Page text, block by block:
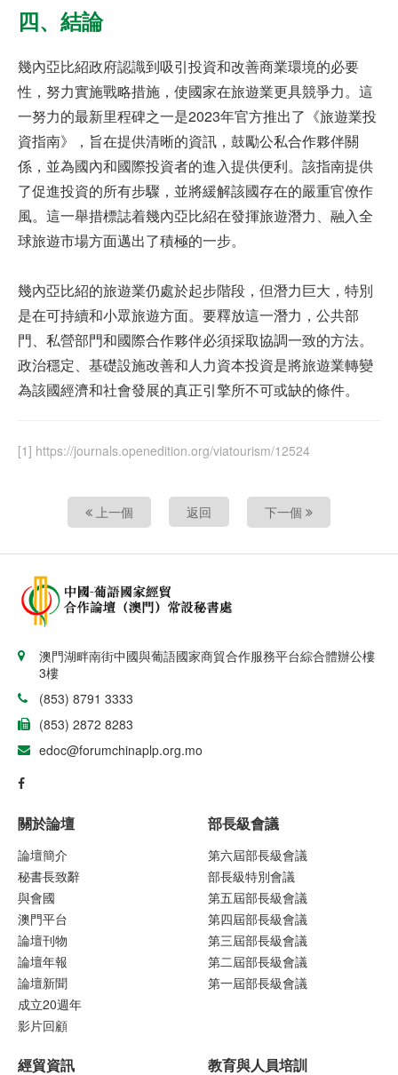
四、 結論
幾內亞比紹政府認識到吸引投資和改善商業環境的必要
性，努力實施戰略措施，使國家在旅遊業更具競爭力。這
一努力的最新里程碑之一是2023年官方推出了《旅遊業投
資指南》，旨在提供清晰的資訊，鼓勵公私合作夥伴關
係，並為國內和國際投資者的進入提供便利。該指南提供
了促進投資的所有步驟，並將緩解該國存在的嚴重官僚作
風。這一舉措標誌着幾內亞比紹在發揮旅遊潛力、融入全
球旅遊市場方面邁出了積極的一步。
幾內亞比紹的旅遊業仍處於起步階段，但潛力巨大，特別
是在可持續和小眾旅遊方面。要釋放這一潛力，公共部
門、私營部門和國際合作夥伴必須採取協調一致的方法。
政治穩定、基礎設施改善和人力資本投資是將旅遊業轉變
為該國經濟和社會發展的真正引擎所不可或缺的條件。
[1] https://journals.openedition.org/viatourism/12524
上一個 返回 下一個
澳門湖畔南街中國與葡語國家商貿合作服務平台綜合體辦公樓
3樓
(853) 8791 3333
(853) 2872 8283
edoc@forumchinaplp.org.mo
關於論壇
論壇簡介
秘書長致辭
與會國
澳門平台
論壇刊物
論壇年報
論壇新聞
成立20週年
影片回顧
部長級會議
第六屆部長級會議
部長級特別會議
第五屆部長級會議
第四屆部長級會議
第三屆部長級會議
第二屆部長級會議
第一屆部長級會議
經貿資訊 教育與人員培訓